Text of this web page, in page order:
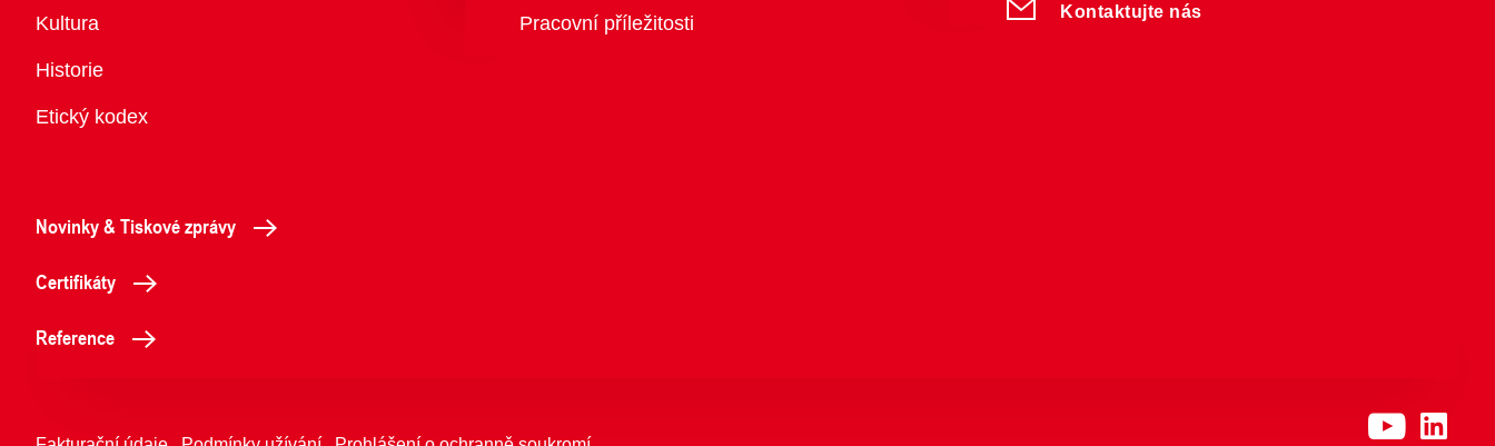
Kultura
Historie
Etický kodex
Pracovní příležitosti
Kontaktujte nás
Novinky & Tiskové zprávy
Certifikáty
Reference